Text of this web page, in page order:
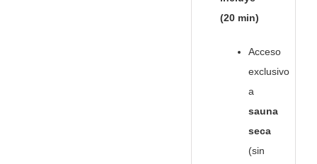
(20 min)
Acceso
exclusivo
a
sauna
seca
(sin